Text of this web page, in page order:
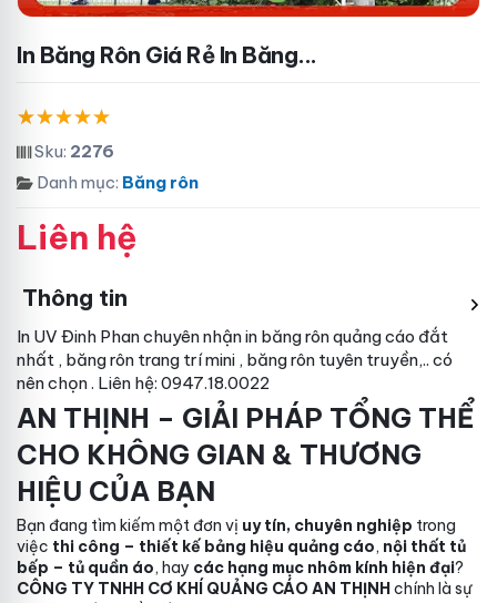
In Băng Rôn Giá Rẻ In Băng...
Sku: 2276
Danh mục: Băng rôn
Liên hệ
Thông tin
In UV Đinh Phan chuyên nhận in băng rôn quảng cáo đắt
nhất , băng rôn trang trímini , băng rôn tuyên truyền,.. có
nên chọn. Liên hệ: 0947.18.0022
AN THỊNH – GIẢI PHÁP TỔNG THỂ
CHO KHÔNG GIAN & THƯƠNG
HIỆU CỦA BẠN
Bạn đang tìm kiếm một đơn vị uy tín, chuyên nghiệp trong
việc thi công – thiết kế bảng hiệu quảng cáo, nội thất tủ
bếp – tủ quần áo, hay các hạng mục nhôm kính hiện đại?
CÔNG TY TNHH CƠ KHÍ QUẢNG CÁO AN THỊNHchính là sự